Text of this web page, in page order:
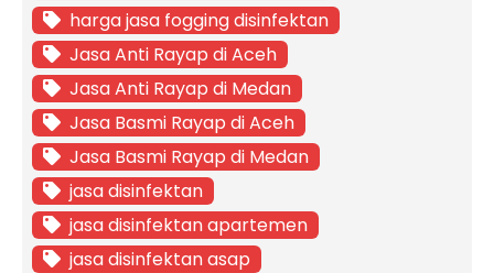
harga jasa fogging disinfektan
Jasa Anti Rayap di Aceh
Jasa Anti Rayap di Medan
Jasa Basmi Rayap di Aceh
Jasa Basmi Rayap di Medan
jasa disinfektan
jasa disinfektan apartemen
jasa disinfektan asap